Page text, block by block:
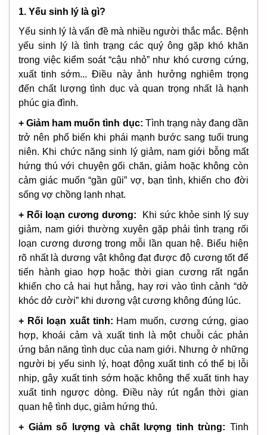
1. Yếu sinh lý là gì?
Yếu sinh lý là vấn đề mà nhiều người thắc mắc. Bệnh
yếu sinh lý là tình trạng các quý ông gặp khó khăn
trong việc kiểm soát “cậu nhỏ” như khó cương cứng,
xuất tinh sớm... Điều này ảnh hưởng nghiêm trọng
đến chất lượng tình dục và quan trọng nhất là hạnh
phúc gia đình.
+ Giảm ham muốn tình dục: Tình trạng này đang dần
trở nên phổ biến khi phái mạnh bước sang tuổi trung
niên. Khi chức năng sinh lý giảm, nam giới bỗng mất
hứng thú với chuyện gối chăn, giảm hoặc không còn
cảm giác muốn “gần gũi” vợ, bạn tình, khiến cho đời
sống vợ chồng lạnh nhạt.
+ Rối loạn cương dương: Khi sức khỏe sinh lý suy
giảm, nam giới thường xuyên gặp phải tình trạng rối
loạn cương dương trong mỗi lần quan hệ. Biểu hiện
rõ nhất là dương vật không đạt được độ cương tốt để
tiến hành giao hợp hoặc thời gian cương rất ngắn
khiến cho cả hai hụt hẫng, hay rơi vào tình cảnh “dở
khóc dở cười” khi dương vật cương không đúng lúc.
+ Rối loạn xuất tinh: Ham muốn, cương cứng, giao
hợp, khoái cảm và xuất tinh là một chuỗi các phản
ứng bản năng tình dục của nam giới. Nhưng ở những
người bị yếu sinh lý, hoạt động xuất tinh có thể bị lỗi
nhịp, gây xuất tinh sớm hoặc không thể xuất tinh hay
xuất tinh ngược dòng. Điều này rút ngắn thời gian
quan hệ tình dục, giảm hứng thú.
+ Giảm số lượng và chất lượng tinh trùng: Tinh